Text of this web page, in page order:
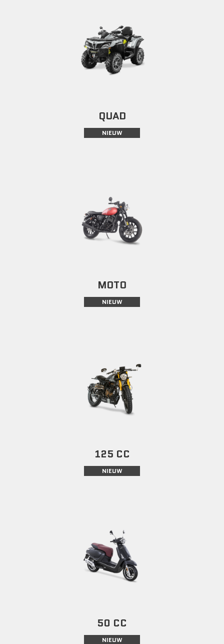
QUAD
NIEUW
MOTO
NIEUW
125 CC
NIEUW
50 CC
NIEUW